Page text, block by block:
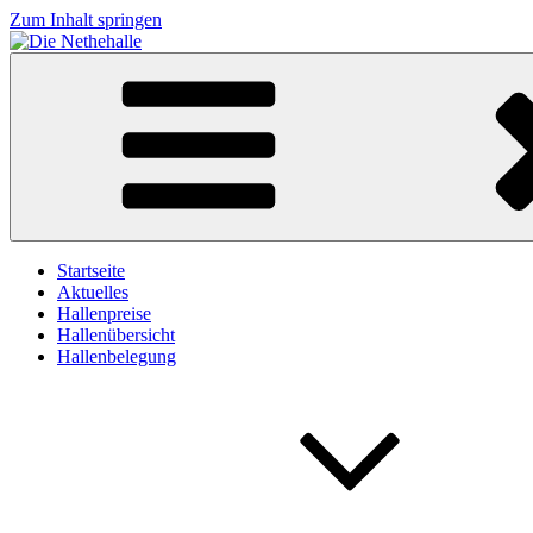
Zum Inhalt springen
in Neuenheerse
Startseite
Aktuelles
Hallenpreise
Hallenübersicht
Hallenbelegung